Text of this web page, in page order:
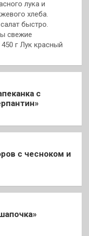
лука и
хлеба.
быстро.
свежие
г Лук красный
с
с чесноком и